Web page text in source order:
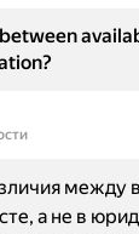
между
а не в